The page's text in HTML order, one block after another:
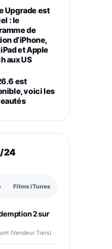
Upgrade est
: le
de
d’iPhone,
et Apple
aux US
est
voici les
24
Films iTunes
2 sur
(Vendeur Tiers)